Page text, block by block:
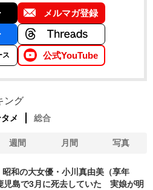
メルマガ登録
ス 公式YouTube
ング
メ 総合
週間 月間 写真
昭和の大女優・小川真由美（享年
児島で3月に死去していた 実娘が明